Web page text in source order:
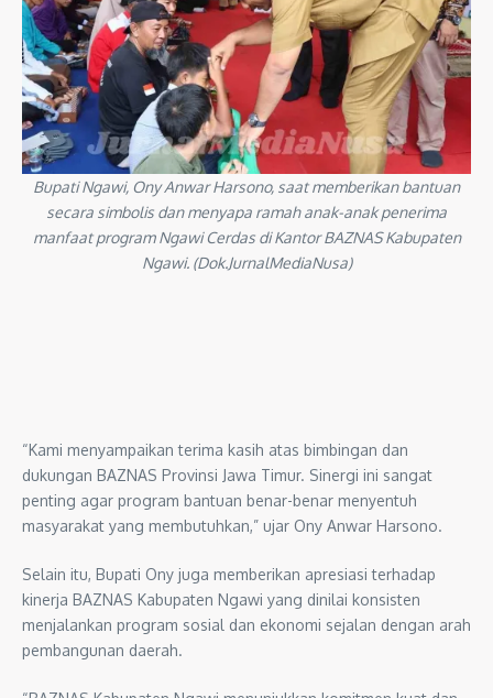
Bupati Ngawi, Ony Anwar Harsono, saat memberikan bantuan
secara simbolis dan menyapa ramah anak-anak penerima
manfaat program Ngawi Cerdas di Kantor BAZNAS Kabupaten
Ngawi. (Dok.JurnalMediaNusa)
“Kami menyampaikan terima kasih atas bimbingan dan
dukungan BAZNAS Provinsi Jawa Timur. Sinergi ini sangat
penting agar program bantuan benar-benar menyentuh
masyarakat yang membutuhkan,” ujar Ony Anwar Harsono.
Selain itu, Bupati Ony juga memberikan apresiasi terhadap
kinerja BAZNAS Kabupaten Ngawi yang dinilai konsisten
menjalankan program sosial dan ekonomi sejalan dengan arah
pembangunan daerah.